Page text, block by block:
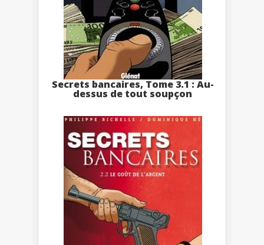
Secrets bancaires, Tome 3.1 : Au-
dessus de tout soupçon